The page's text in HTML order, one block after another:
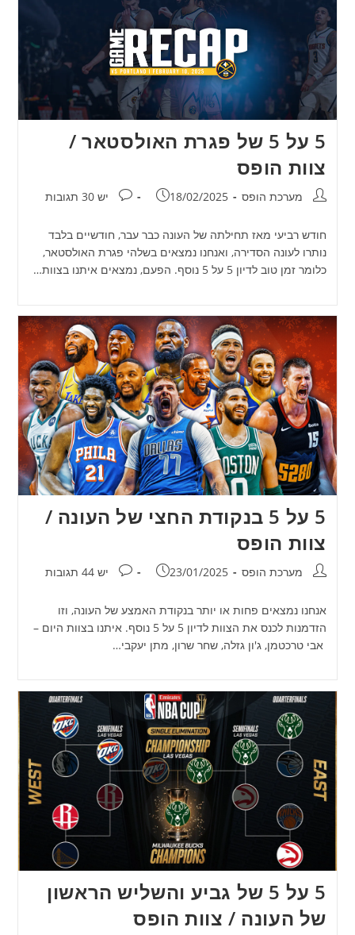
5 על 5 של פגרת האולסטאר /
צוות הופס
מחבר:מערכת הופס פורסם:
18/02/2025 תגובות:
יש 30 תגובות
חודש רביעי מאז תחילתה של העונה כבר עבר, חודשיים בלבד
נותרו לעונה הסדירה, ואנחנו נמצאים בשלהי פגרת האולסטאר,
כלומר זמן טוב לדיון 5 על 5 נוסף. הפעם, נמצאים איתנו בצוות…
5 על 5 בנקודת החצי של העונה /
צוות הופס
מחבר:מערכת הופס פורסם:
23/01/2025 תגובות:
יש 44 תגובות
אנחנו נמצאים פחות או יותר בנקודת האמצע של העונה, וזו
הזדמנות לכנס את הצוות לדיון 5 על 5 נוסף. איתנו בצוות היום –
אבי טרכטמן, ג'ון גזלה, שחר שרון, מתן יעקבי…
5 על 5 של גביע והשליש הראשון
של העונה / צוות הופס